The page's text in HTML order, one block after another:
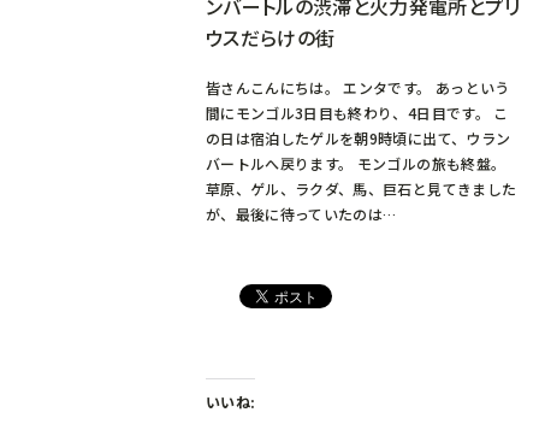
ンバートルの渋滞と火力発電所とプリ
ウスだらけの街
皆さんこんにちは。 エンタです。 あっという
間にモンゴル3日目も終わり、4日目です。 こ
の日は宿泊したゲルを朝9時頃に出て、ウラン
バートルへ戻ります。 モンゴルの旅も終盤。
草原、ゲル、ラクダ、馬、巨石と見てきました
が、最後に待っていたのは…
いいね: